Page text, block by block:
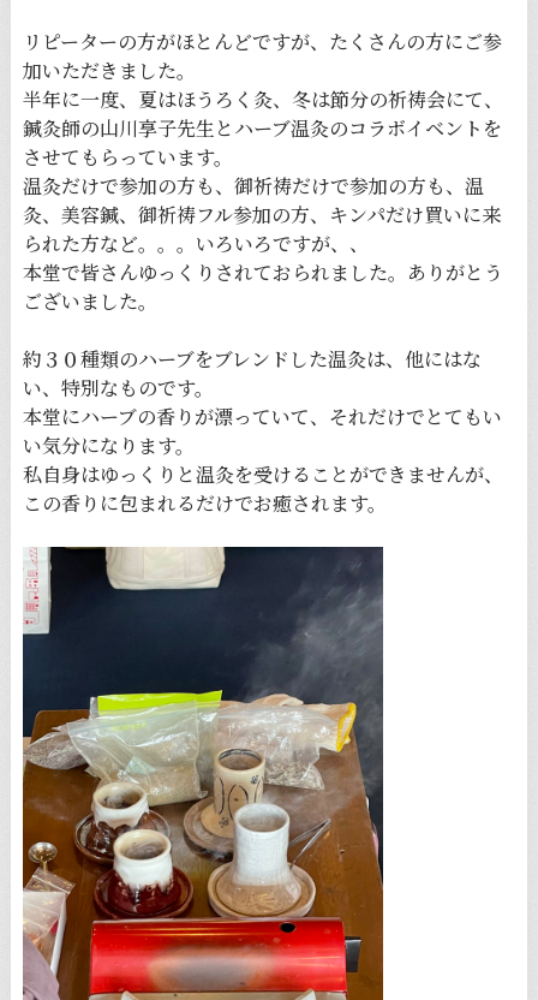
リピーターの方がほとんどですが、たくさんの方にご参
加いただきました。
半年に一度、夏はほうろく灸、冬は節分の祈祷会にて、
鍼灸師の山川享子先生とハーブ温灸のコラボイベントを
させてもらっています。
温灸だけで参加の方も、御祈祷だけで参加の方も、温
灸、美容鍼、御祈祷フル参加の方、キンパだけ買いに来
られた方など。。。いろいろですが、、
本堂で皆さんゆっくりされておられました。ありがとう
ございました。
約３０種類のハーブをブレンドした温灸は、他にはな
い、特別なものです。
本堂にハーブの香りが漂っていて、それだけでとてもい
い気分になります。
私自身はゆっくりと温灸を受けることができませんが、
この香りに包まれるだけでお癒されます。